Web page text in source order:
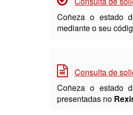
Coñeza o estado
mediante o seu
Consulta de
Coñeza o estado
presentadas no